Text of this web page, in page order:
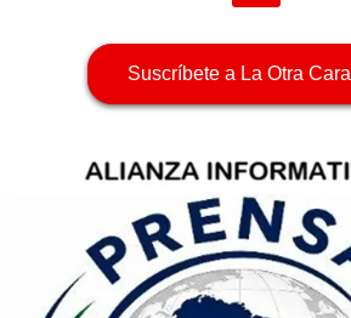
Suscríbete a La Otra Cara